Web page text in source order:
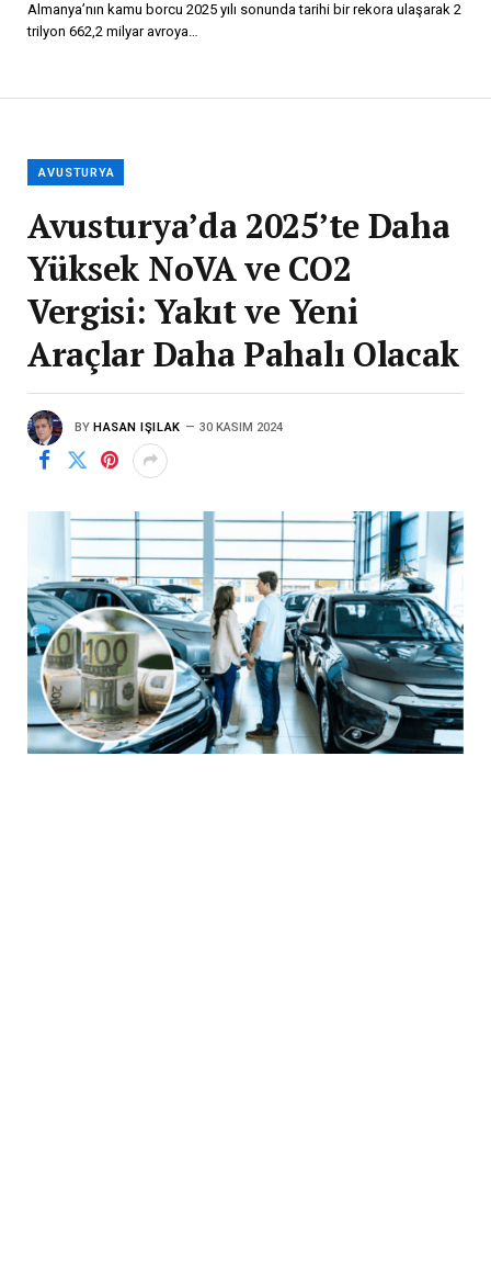
Almanya’nın kamu borcu 2025 yılı sonunda tarihi bir rekora ulaşarak 2
trilyon 662,2 milyar avroya…
AVUSTURYA
Avusturya’da 2025’te Daha
Yüksek NoVA ve CO2
Vergisi: Yakıt ve Yeni
Araçlar Daha Pahalı Olacak
BY HASAN IŞILAK 30 KASIM 2024